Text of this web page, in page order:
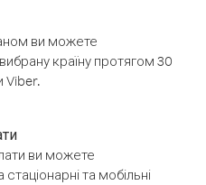
ви можете
країну протягом 30
Viber.
ви можете
та мобільні